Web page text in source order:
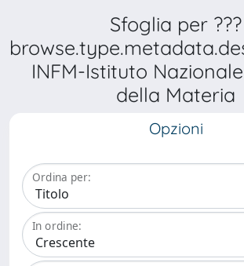
Sfoglia per ???
INFM-Istituto
della Materia
Opzioni
Ordina per:
In ordine: